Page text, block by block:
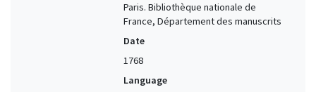
Paris. Bibliothèque nationale de
France, Département des manuscrits
Date
1768
Language